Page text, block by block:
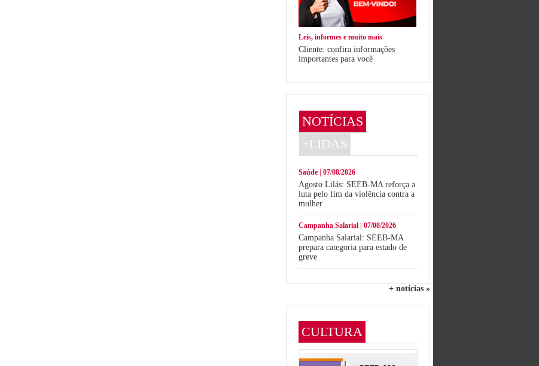
Leis, informes e muito mais
Cliente: confira informações
importantes para você
NOTÍCIAS
+LIDAS
Saúde | 07/08/2026
Agosto Lilás: SEEB-MA reforça a
luta pelo fim da violência contra a
mulher
Campanha Salarial | 07/08/2026
Campanha Salarial: SEEB-MA
prepara categoria para estado de
greve
+ notícias »
CULTURA